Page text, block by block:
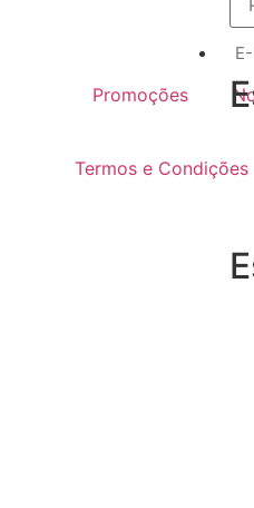
Promoções
Termos e Condições